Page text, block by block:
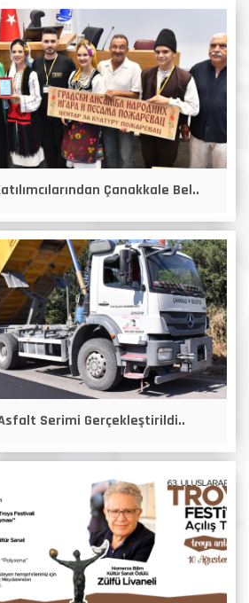
Çanakkale Bel..
Serimi Gerçekleştirildi..